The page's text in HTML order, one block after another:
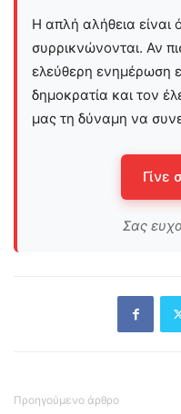
Η απλή αλήθεια είναι
συρρικνώνονται. Αν
ελεύθερη ενημέρωση
δημοκρατία και τον
μας τη δύναμη να
Γίνε
Σας
Προηγούμενο άρθρο